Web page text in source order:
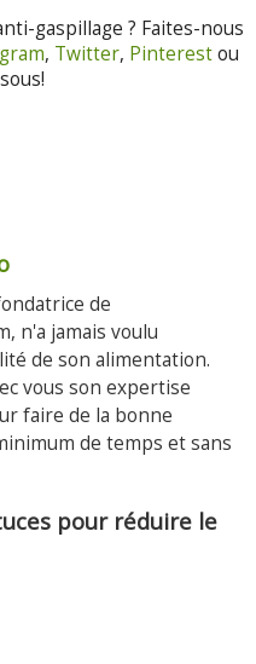
gaspillage ? Faites-nous
, Twitter, Pinterestou
de
n'a jamais voulu
de son alimentation.
vous son expertise
faire de la bonne
de temps et sans
pour réduire le